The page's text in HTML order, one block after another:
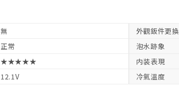
無 外觀鈑件更換
正常 泡水跡象
★★★★★ 内装表現
12.1V 冷氣溫度